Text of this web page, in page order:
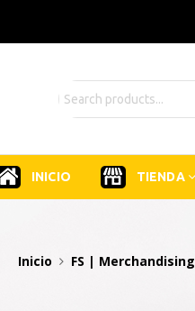
INICIO TIENDA
Inicio FS | Merchandising